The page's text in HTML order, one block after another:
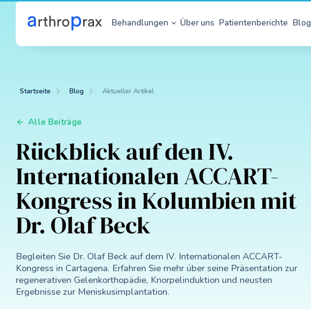
Behandlungen Über uns Patientenberichte Blog
Startseite Blog Aktueller Artikel
Alle Beiträge
Rückblick auf den IV.
Internationalen ACCART-
Kongress in Kolumbien mit
Dr. Olaf Beck
Begleiten Sie Dr. Olaf Beck auf dem IV. Internationalen ACCART-
Kongress in Cartagena. Erfahren Sie mehr über seine Präsentation zur
regenerativen Gelenkorthopädie, Knorpelinduktion und neusten
Ergebnisse zur Meniskusimplantation.